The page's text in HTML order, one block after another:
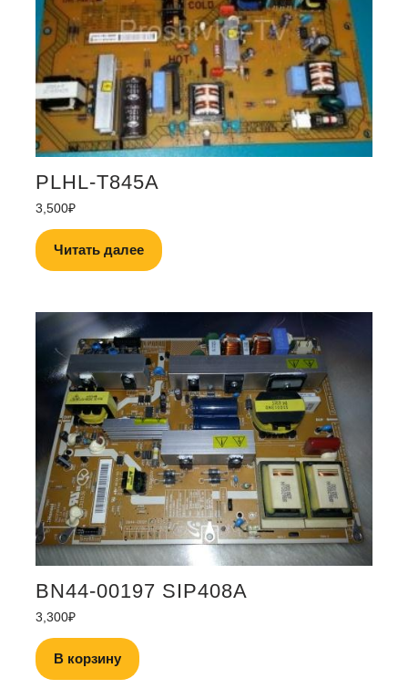
PLHL-T845A
3,500₽
Читать далее
BN44-00197 SIP408A
3,300₽
В корзину